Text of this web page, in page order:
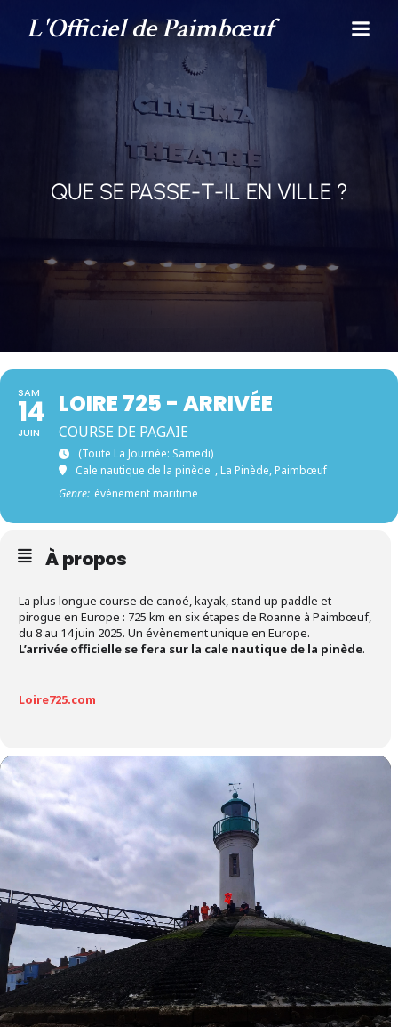
L'Officiel de Paimbœuf
QUE SE PASSE-T-IL EN VILLE ?
SAM
14
JUIN
LOIRE 725 - ARRIVÉE
COURSE DE PAGAIE
(toute La Journée: Samedi)
Cale nautique de la pinède , La Pinède, Paimbœuf
Genre: événement maritime
À propos
La plus longue course de canoé, kayak, stand up paddle et
pirogue en Europe : 725 km en six étapes de Roanne à Paimbœuf,
du 8 au 14 juin 2025. Un évènement unique en Europe.
L’arrivée officielle se fera sur la cale nautique de la pinède.
Loire725.com